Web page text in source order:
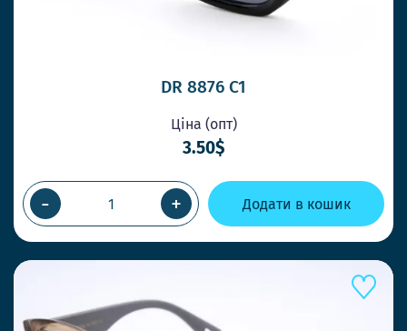
DR 8876 C1
Ціна (опт)
3.50$
- + Додати в кошик